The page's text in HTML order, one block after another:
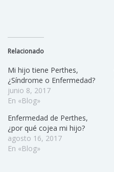
Relacionado
Mi hijo tiene Perthes,
¿Síndrome o Enfermedad?
junio 8, 2017
En «Blog»
Enfermedad de Perthes,
¿por qué cojea mi hijo?
agosto 16, 2017
En «Blog»